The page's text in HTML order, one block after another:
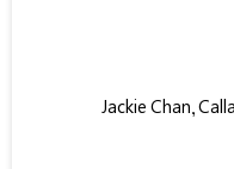
Jackie Chan,